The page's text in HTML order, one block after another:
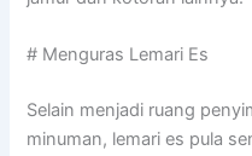
# Menguras Lemari Es
Selain menjadi ruang
minuman, lemari es pula